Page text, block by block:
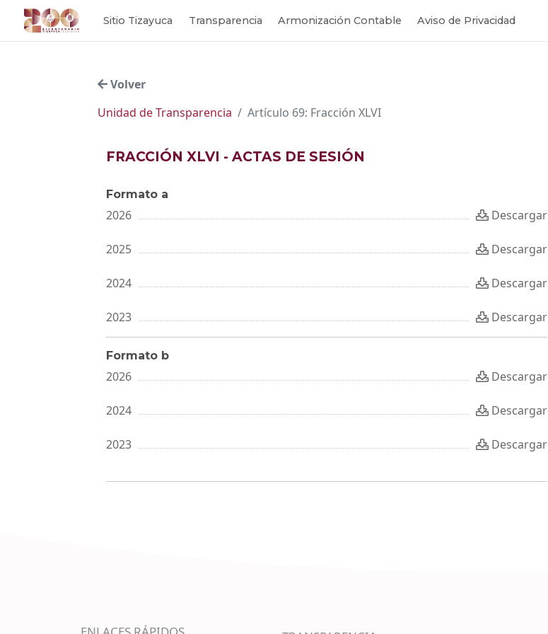
Sitio Tizayuca Transparencia Armonización Contable Aviso de Privacidad
Volver
Unidad de Transparencia
Artículo 69: Fracción XLVI
FRACCIÓN XLVI - ACTAS DE SESIÓN
Formato a
2026 Descargar
2025 Descargar
2024 Descargar
2023 Descargar
Formato b
2026 Descargar
2024 Descargar
2023 Descargar